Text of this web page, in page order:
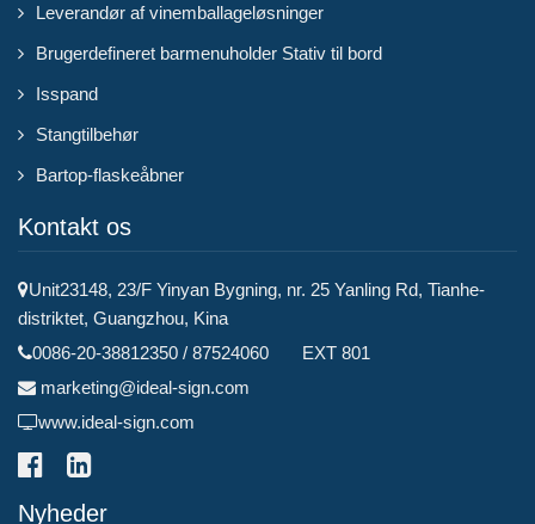
Leverandør af vinemballageløsninger
Brugerdefineret barmenuholder Stativ til bord
Isspand
Stangtilbehør
Bartop-flaskeåbner
Kontakt os
Unit23148, 23/F Yinyan Bygning, nr. 25 Yanling Rd, Tianhe-
distriktet, Guangzhou, Kina
0086-20-38812350 / 87524060 EXT 801
marketing@ideal-sign.com
www.ideal-sign.com
Nyheder